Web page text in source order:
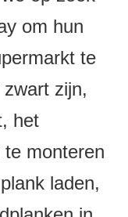
om hun
te
zijn,
het
monteren
laden,